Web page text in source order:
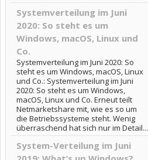
Systemverteilung im Juni
2020: So steht es um
Windows, macOS, Linux und
Co.
Systemverteilung im Juni 2020: So
steht es um Windows, macOS, Linux
und Co.: Systemverteilung im Juni
2020: So steht es um Windows,
macOS, Linux und Co. Erneut teilt
Netmarketshare mit, wie es so um
die Betriebssysteme steht. Wenig
überraschend hat sich nur im Detail...
System-Verteilung im Juni